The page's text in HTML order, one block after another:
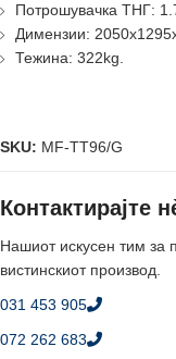
Потрошувачка ТНГ:
Димензии:
Тежина: 322kg.
SKU: MF-TT96/G
Контактирајте
Нашиот искусен тим за
вистинскиот производ.
031 453 905
072 262 683